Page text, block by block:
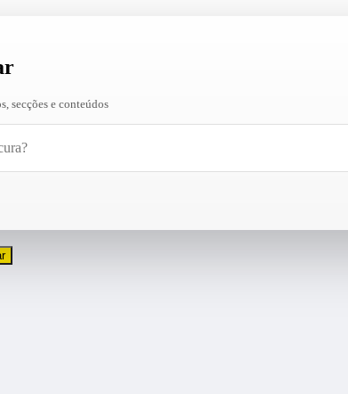
secções e conteúdos